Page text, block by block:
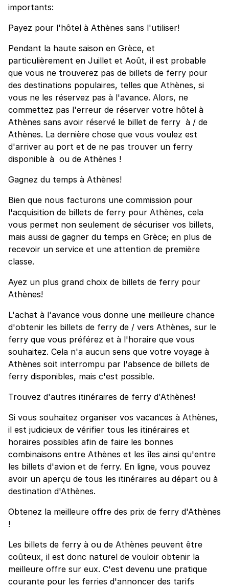
importants:
Payez pour l'hôtel à Athènes sans l'utiliser!
Pendant la haute saison en Grèce, et
particulièrement en Juillet et Août, il est probable
que vous ne trouverez pas de billets de ferry pour
des destinations populaires, telles que Athènes, si
vous ne les réservez pas à l'avance. Alors, ne
commettez pas l'erreur de réserver votre hôtel à
Athènes sans avoir réservé le billet de ferry à / de
Athènes. La dernière chose que vous voulez est
d'arriver au port et de ne pas trouver un ferry
disponible à ou de Athènes !
Gagnez du temps à Athènes!
Bien que nous facturons une commission pour
l'acquisition de billets de ferry pour Athènes, cela
vous permet non seulement de sécuriser vos billets,
mais aussi de gagner du temps en Grèce; en plus de
recevoir un service et une attention de première
classe.
Ayez un plus grand choix de billets de ferry pour
Athènes!
L'achat à l'avance vous donne une meilleure chance
d'obtenir les billets de ferry de / vers Athènes, sur le
ferry que vous préférez et à l'horaire que vous
souhaitez. Cela n'a aucun sens que votre voyage à
Athènes soit interrompu par l'absence de billets de
ferry disponibles, mais c'est possible.
Trouvez d'autres itinéraires de ferry d'Athènes!
Si vous souhaitez organiser vos vacances à Athènes,
il est judicieux de vérifier tous les itinéraires et
horaires possibles afin de faire les bonnes
combinaisons entre Athènes et les îles ainsi qu'entre
les billets d'avion et de ferry. En ligne, vous pouvez
avoir un aperçu de tous les itinéraires au départ ou à
destination d'Athènes.
Obtenez la meilleure offre des prix de ferry d'Athènes
!
Les billets de ferry à ou de Athènes peuvent être
coûteux, il est donc naturel de vouloir obtenir la
meilleure offre sur eux. C'est devenu une pratique
courante pour les ferries d'annoncer des tarifs